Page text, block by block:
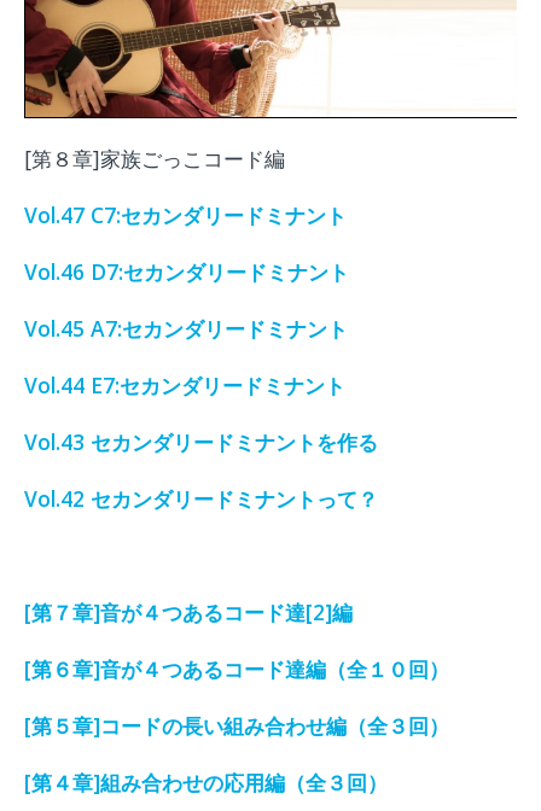
[第８章]家族ごっこコード編
Vol.47 C7:セカンダリードミナント
Vol.46 D7:セカンダリードミナント
Vol.45 A7:セカンダリードミナント
Vol.44 E7:セカンダリードミナント
Vol.43 セカンダリードミナントを作る
Vol.42 セカンダリードミナントって？
[第７章]音が４つあるコード達[2]編
[第６章]音が４つあるコード達編（全１０回）
[第５章]コードの長い組み合わせ編（全３回）
[第４章]組み合わせの応用編（全３回）